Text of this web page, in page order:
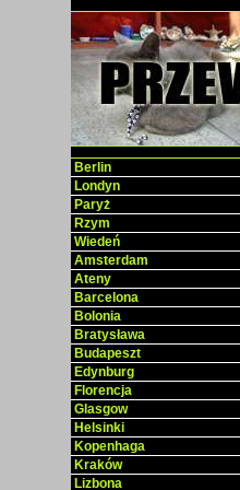
Berlin
Londyn
Paryż
Rzym
Wiedeń
Amsterdam
Ateny
Barcelona
Bolonia
Bratysława
Budapeszt
Edynburg
Florencja
Glasgow
Helsinki
Kopenhaga
Kraków
Lizbona